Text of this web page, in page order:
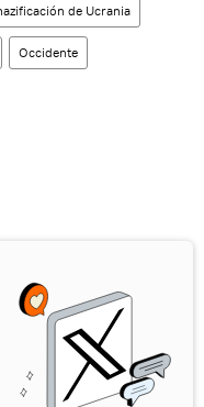
de Ucrania
Occidente